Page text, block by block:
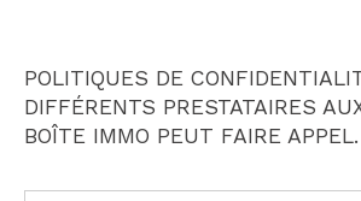
POLITIQUES DE
DIFFÉRENTS PRESTATAIRES
BOÎTE IMMO PEUT FAIRE APPEL.